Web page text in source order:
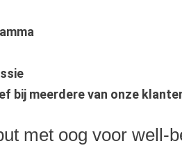
bij meerdere van onze
met oog voor well-